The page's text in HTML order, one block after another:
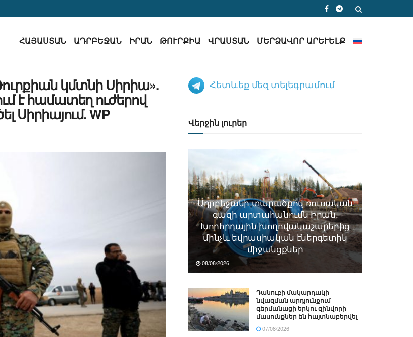
ՀԱՅԱՍՏԱՆ ԱԴՐԲԵՋԱՆ ԻՐԱՆ ԹՈՒՐՔԻԱ ՎՐԱՍՏԱՆ ՄԵՐՁԱՎՈՐ ԱՐԵՒԵԼՔ
կմտնի Սիրիա».
է համատեղ ուժերով
Սիրիայում. WP
Հետևեք մեզ տելեգրամում
Վերջին լուրեր
Ադրբեջանի տարածքով ռուսական
գազի արտահանումն Իրան.
Խորհրդային խողովակաշարերից
մինչև եվրասիական էներգետիկ
միջանցքներ
08/08/2026
Դանուբի մակարդակի
նվազման արդյունքում
գերմանացի երկու զինվորի
մասունքներ են հայտնաբերվել
07/08/2026